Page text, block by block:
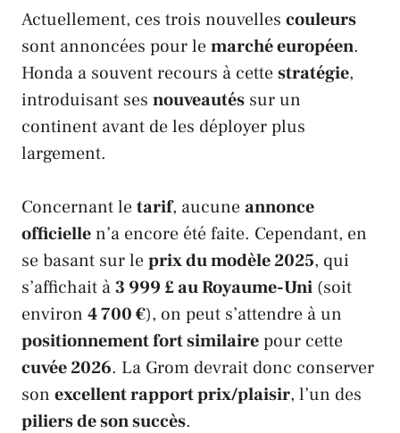
Actuellement, ces trois nouvelles couleurs
sont annoncées pour lemarché européen.
Honda a souvent recours à cettestratégie,
introduisant ses nouveautés sur un
continent avant de les déployer plus
largement.
Concernant letarif, aucuneannonce
officiellen’a encore été faite. Cependant, en
se basant sur leprix du modèle 2025, qui
s’affichait à3 999 £ au Royaume-Uni (soit
environ 4 700 €), on peut s’attendre à un
positionnement fort similairepour cette
cuvée 2026. La Grom devrait donc conserver
son excellent rapport prix/plaisir, l’un des
piliers de son succès.